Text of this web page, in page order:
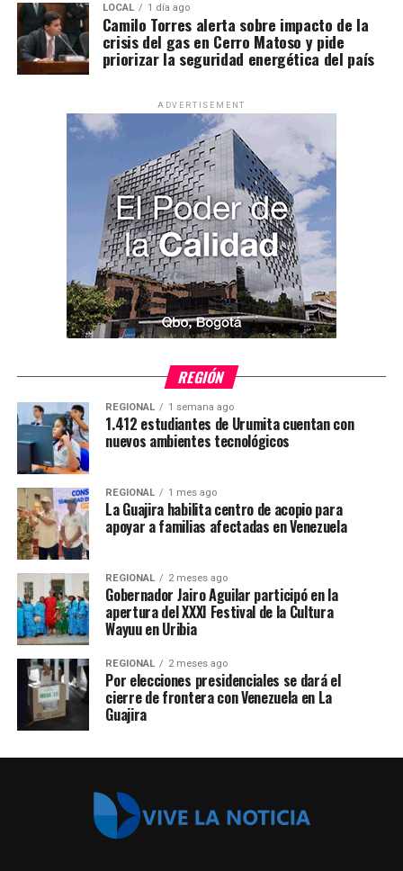
LOCAL 1 día ago
Camilo Torres alerta sobre impacto de la
crisis del gas en Cerro Matoso y pide
priorizar la seguridad energética del país
ADVERTISEMENT
REGIÓN
REGIONAL 1 semana ago
1.412 estudiantes de Urumita cuentan con
nuevos ambientes tecnológicos
REGIONAL 1 mes ago
La Guajira habilita centro de acopio para
apoyar a familias afectadas en Venezuela
REGIONAL 2 meses ago
Gobernador Jairo Aguilar participó en la
apertura del XXXI Festival de la Cultura
Wayuu en Uribia
REGIONAL 2 meses ago
Por elecciones presidenciales se dará el
cierre de frontera con Venezuela en La
Guajira